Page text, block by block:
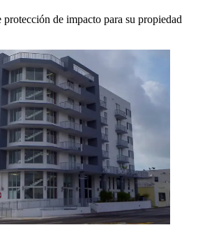
de impacto para su propiedad